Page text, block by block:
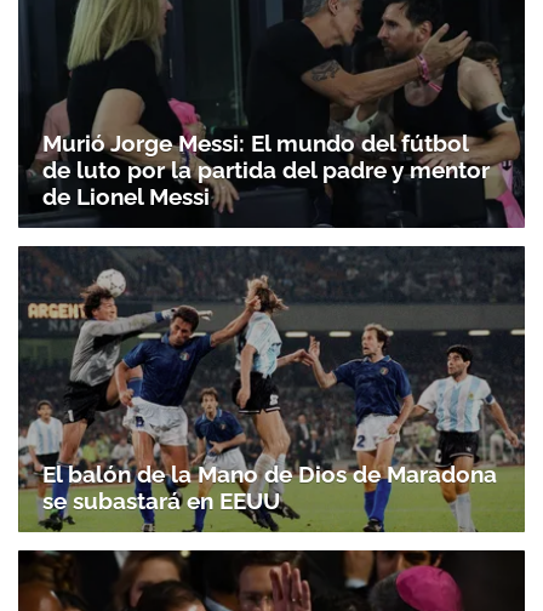
Murió Jorge Messi: El mundo del fútbol
de luto por la partida del padre y mentor
de Lionel Messi
El balón de la Mano de Dios de Maradona
se subastará en EEUU